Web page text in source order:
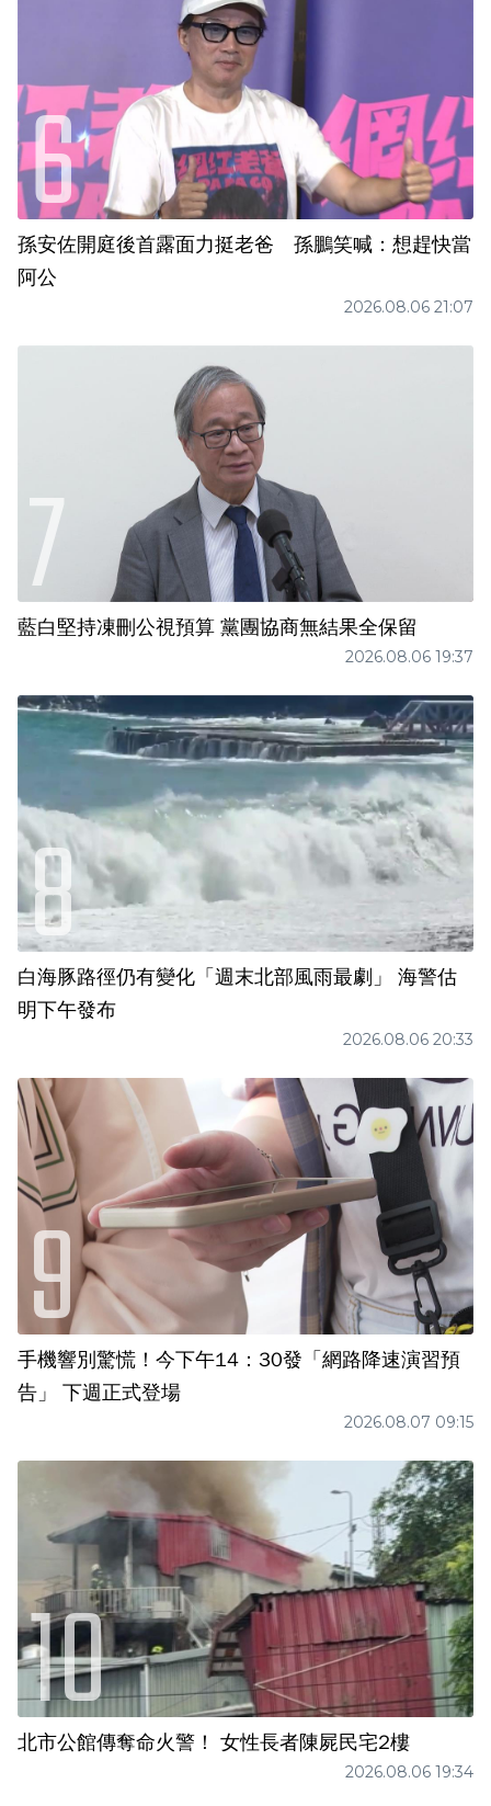
孫安佐開庭後首露面力挺老爸 孫鵬笑喊：想趕快當
阿公
2026.08.06 21:07
藍白堅持凍刪公視預算 黨團協商無結果全保留
2026.08.06 19:37
白海豚路徑仍有變化「週末北部風雨最劇」 海警估
明下午發布
2026.08.06 20:33
手機響別驚慌！今下午14：30發「網路降速演習預
告」 下週正式登場
2026.08.07 09:15
北市公館傳奪命火警！ 女性長者陳屍民宅2樓
2026.08.06 19:34